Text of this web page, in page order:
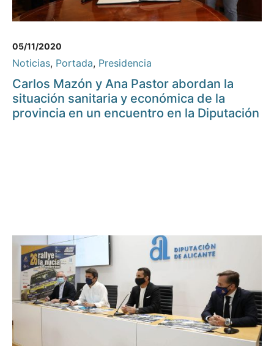
05/11/2020
Noticias, Portada, Presidencia
Carlos Mazón y Ana Pastor abordan la
situación sanitaria y económica de la
provincia en un encuentro en la Diputación